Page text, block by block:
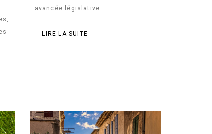
avancée législative.
LIRE LA SUITE